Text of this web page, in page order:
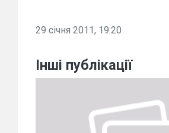
29 січня 2011, 19:20
Інші публікації